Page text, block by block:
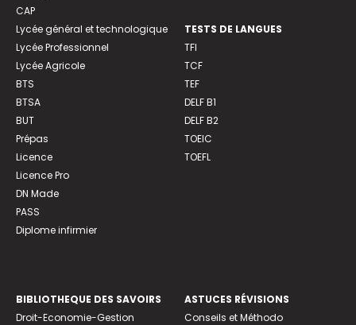
CAP
Lycée général et technologique
Lycée Professionnel
Lycée Agricole
BTS
BTSA
BUT
Prépas
Licence
Licence Pro
DN Made
PASS
Diplome infirmier
TESTS DE LANGUES
TFI
TCF
TEF
DELF B1
DELF B2
TOEIC
TOEFL
BIBLIOTHEQUE DES SAVOIRS
Droit-Economie-Gestion
ASTUCES RÉVISIONS
Conseils et Méthodo